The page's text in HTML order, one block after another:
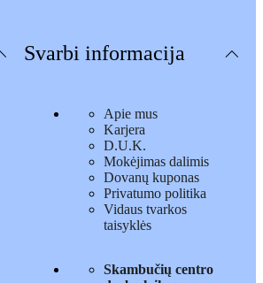
Svarbi informacija
Apie mus
Karjera
D.U.K.
Mokėjimas dalimis
Dovanų kuponas
Privatumo politika
Vidaus tvarkos
taisyklės
Skambučių centro